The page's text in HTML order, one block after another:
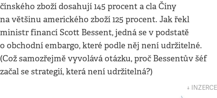
čínského zboží dosahují 145 procent a cla Číny
na většinu amerického zboží 125 procent. Jak řekl
ministr financí Scott Bessent, jedná se v podstatě
o obchodní embargo, které podle něj není udržitelné.
(Což samozřejmě vyvolává otázku, proč Bessentův šéf
začal se strategií, která není udržitelná?)
↓ INZERCE